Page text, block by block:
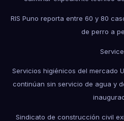
RIS Puno reporta entre 60 y 80
de perro a
Servicios higiénicos del mercado
continúan sin servicio de agua y
Sindicato de construcción civil